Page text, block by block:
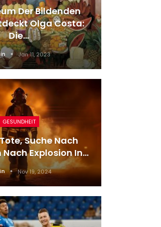
Der Bildenden
Olga Costa:
Die…
Jan 11, 2023
GESUNDHEIT
Suche Nach
Explosion In…
Nov 19, 2024